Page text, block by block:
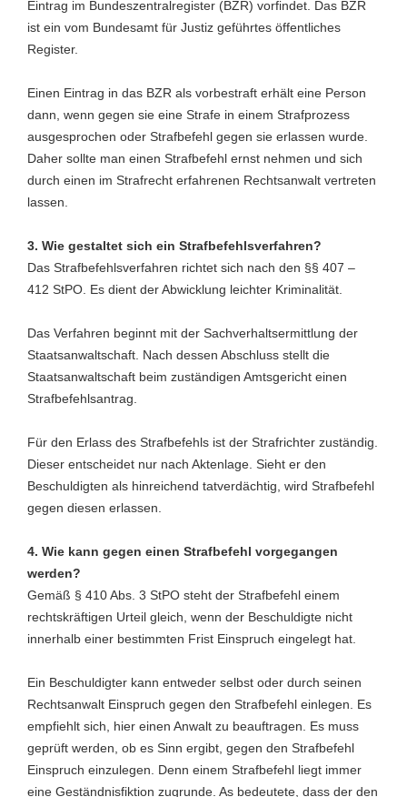
Eintrag im Bundeszentralregister (BZR) vorfindet. Das BZR
ist ein vom Bundesamt für Justiz geführtes öffentliches
Register.
Einen Eintrag in das BZR als vorbestraft erhält eine Person
dann, wenn gegen sie eine Strafe in einem Strafprozess
ausgesprochen oder Strafbefehl gegen sie erlassen wurde.
Daher sollte man einen Strafbefehl ernst nehmen und sich
durch einen im Strafrecht erfahrenen Rechtsanwalt vertreten
lassen.
3. Wie gestaltet sich ein Strafbefehlsverfahren?
Das Strafbefehlsverfahren richtet sich nach den §§ 407 –
412 StPO. Es dient der Abwicklung leichter Kriminalität.
Das Verfahren beginnt mit der Sachverhaltsermittlung der
Staatsanwaltschaft. Nach dessen Abschluss stellt die
Staatsanwaltschaft beim zuständigen Amtsgericht einen
Strafbefehlsantrag.
Für den Erlass des Strafbefehls ist der Strafrichter zuständig.
Dieser entscheidet nur nach Aktenlage. Sieht er den
Beschuldigten als hinreichend tatverdächtig, wird Strafbefehl
gegen diesen erlassen.
4. Wie kann gegen einen Strafbefehl vorgegangen
werden?
Gemäß § 410 Abs. 3 StPO steht der Strafbefehl einem
rechtskräftigen Urteil gleich, wenn der Beschuldigte nicht
innerhalb einer bestimmten Frist Einspruch eingelegt hat.
Ein Beschuldigter kann entweder selbst oder durch seinen
Rechtsanwalt Einspruch gegen den Strafbefehl einlegen. Es
empfiehlt sich, hier einen Anwalt zu beauftragen. Es muss
geprüft werden, ob es Sinn ergibt, gegen den Strafbefehl
Einspruch einzulegen. Denn einem Strafbefehl liegt immer
eine Geständnisfiktion zugrunde. As bedeutete, dass der den